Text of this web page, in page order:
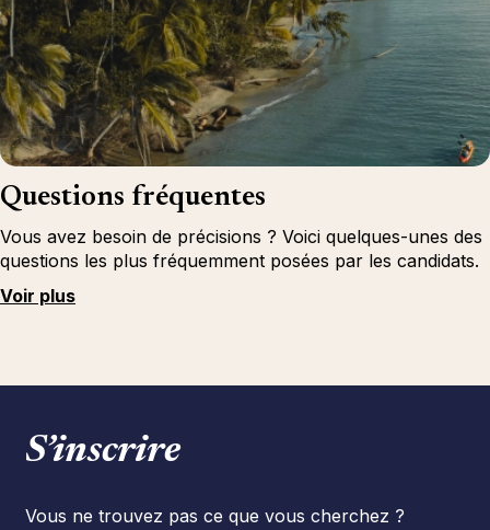
Questions fréquentes
Vous avez besoin de précisions ? Voici quelques-unes des
questions les plus fréquemment posées par les candidats.
Voir plus
S’inscrire
Vous ne trouvez pas ce que vous cherchez ?